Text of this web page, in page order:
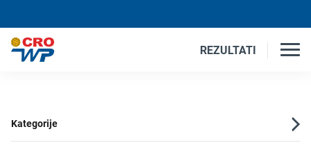
REZULTATI
Kategorije